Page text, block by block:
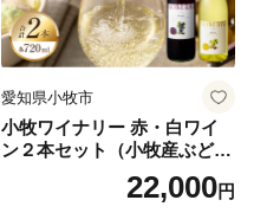
愛知県小牧市
小牧ワイナリー 赤・白ワイ
ン２本セット（小牧産ぶどう
22,000円